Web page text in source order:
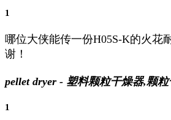
1
哪位大侠能传一份H05S-K的火花
谢！
pellet dryer - 塑料颗粒干燥器,颗
1